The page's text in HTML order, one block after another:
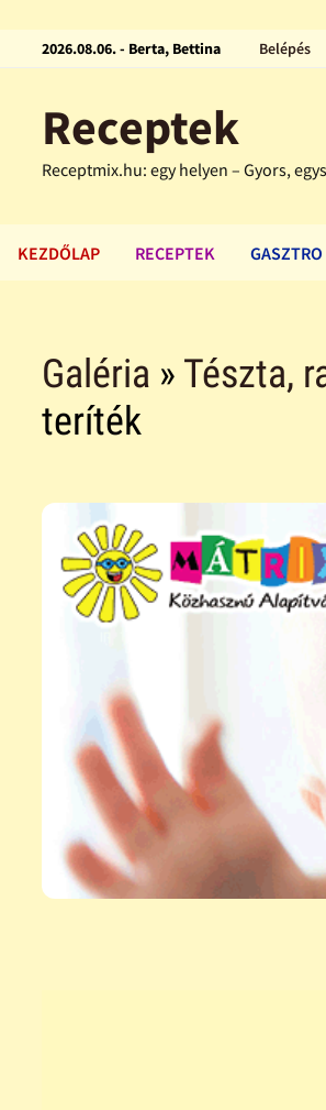
2026.08.06. - Berta, Bettina Belépés
Receptek
Receptmix.hu: egy helyen – Gyors,
KEZDŐLAP RECEPTEK GASZTRO
Galéria » Tészta,
teríték